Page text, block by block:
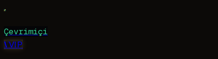
Çevrimiçi
VVIP